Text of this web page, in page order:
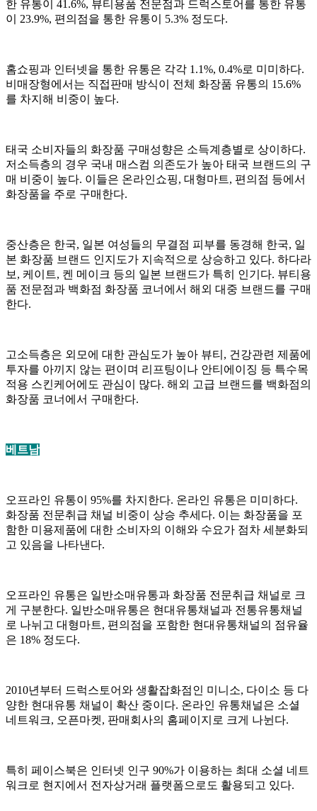
한 유통이 41.6%, 뷰티용품 전문점과 드럭스토어를 통한 유통
이 23.9%, 편의점을 통한 유통이 5.3% 정도다.
홈쇼핑과 인터넷을 통한 유통은 각각 1.1%, 0.4%로 미미하다.
비매장형에서는 직접판매 방식이 전체 화장품 유통의 15.6%
를 차지해 비중이 높다.
태국 소비자들의 화장품 구매성향은 소득계층별로 상이하다.
저소득층의 경우 국내 매스컴 의존도가 높아 태국 브랜드의 구
매 비중이 높다. 이들은 온라인쇼핑, 대형마트, 편의점 등에서
화장품을 주로 구매한다.
중산층은 한국, 일본 여성들의 무결점 피부를 동경해 한국, 일
본 화장품 브랜드 인지도가 지속적으로 상승하고 있다. 하다라
보, 케이트, 켄 메이크 등의 일본 브랜드가 특히 인기다. 뷰티용
품 전문점과 백화점 화장품 코너에서 해외 대중 브랜드를 구매
한다.
고소득층은 외모에 대한 관심도가 높아 뷰티, 건강관련 제품에
투자를 아끼지 않는 편이며 리프팅이나 안티에이징 등 특수목
적용 스킨케어에도 관심이 많다. 해외 고급 브랜드를 백화점의
화장품 코너에서 구매한다.
베트남
오프라인 유통이 95%를 차지한다. 온라인 유통은 미미하다.
화장품 전문취급 채널 비중이 상승 추세다. 이는 화장품을 포
함한 미용제품에 대한 소비자의 이해와 수요가 점차 세분화되
고 있음을 나타낸다.
오프라인 유통은 일반소매유통과 화장품 전문취급 채널로 크
게 구분한다. 일반소매유통은 현대유통채널과 전통유통채널
로 나뉘고 대형마트, 편의점을 포함한 현대유통채널의 점유율
은 18% 정도다.
2010년부터 드럭스토어와 생활잡화점인 미니소, 다이소 등 다
양한 현대유통 채널이 확산 중이다. 온라인 유통채널은 소셜
네트워크, 오픈마켓, 판매회사의 홈페이지로 크게 나뉜다.
특히 페이스북은 인터넷 인구 90%가 이용하는 최대 소셜 네트
워크로 현지에서 전자상거래 플랫폼으로도 활용되고 있다.